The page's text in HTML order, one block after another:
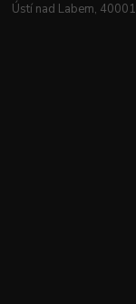
Ústí nad Labem, 40001